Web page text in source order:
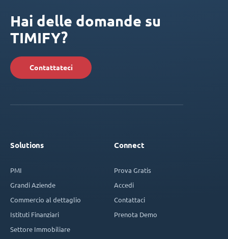
Hai delle domande su
TIMIFY?
Contattateci
Solutions
PMI
Grandi Aziende
Commercio al dettaglio
Istituti Finanziari
Settore Immobiliare
Connect
Prova Gratis
Accedi
Contattaci
Prenota Demo